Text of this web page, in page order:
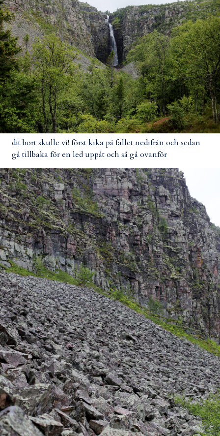
dit bort skulle vi! först kika på fallet nedifrån och sedan
gå tillbaka för en led uppåt och så gå ovanför